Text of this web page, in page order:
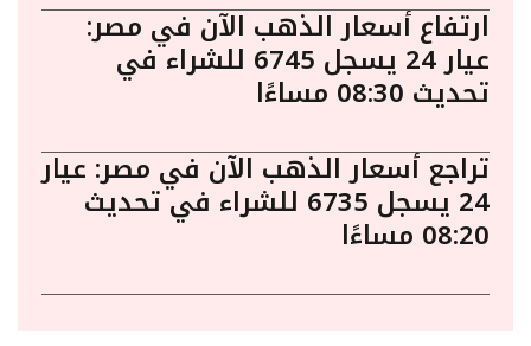
ارتفاع أسعار الذهب الآن في مصر:
عيار 24 يسجل 6745 للشراء في
تحديث 08:30 مساءًا
تراجع أسعار الذهب الآن في مصر: عيار
24 يسجل 6735 للشراء في تحديث
08:20 مساءًا